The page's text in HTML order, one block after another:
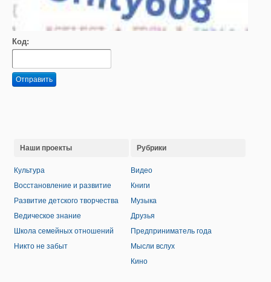
Код:
Отправить
Наши проекты
Культура
Восстановление и развитие
Развитие детского творчества
Ведическое знание
Школа семейных отношений
Никто не забыт
Рубрики
Видео
Книги
Музыка
Друзья
Предприниматель года
Мысли вслух
Кино